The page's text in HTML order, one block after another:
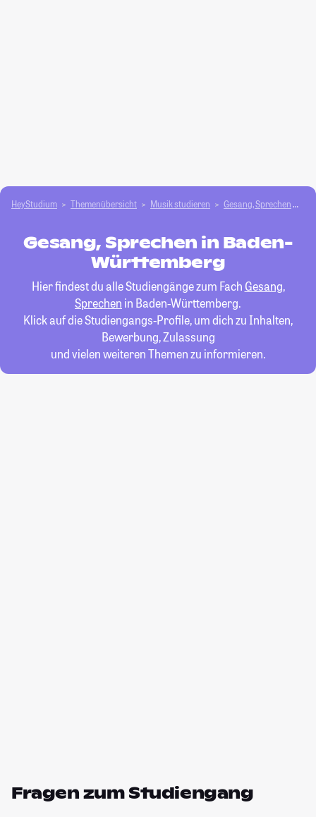
HeyStudium Themenübersicht Musik studieren Gesang, Sprechen
Gesang, Sprechen in Baden-
Württemberg
Hier findest du alle Studiengänge zum Fach Gesang,
Sprechen in Baden-Württemberg.
Klick auf die Studiengangs-Profile, um dich zu Inhalten,
Bewerbung, Zulassung
und vielen weiteren Themen zu informieren.
Fragen zum Studiengang